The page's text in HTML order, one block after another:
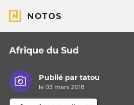
NOTOS
Afrique du Sud
Publié partatou
le 03 mars 2018